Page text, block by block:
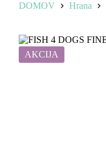
DOMOV Hrana
AKCIJA